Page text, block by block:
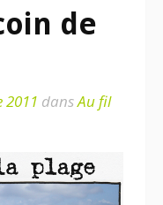
de
2011 dansAu fil